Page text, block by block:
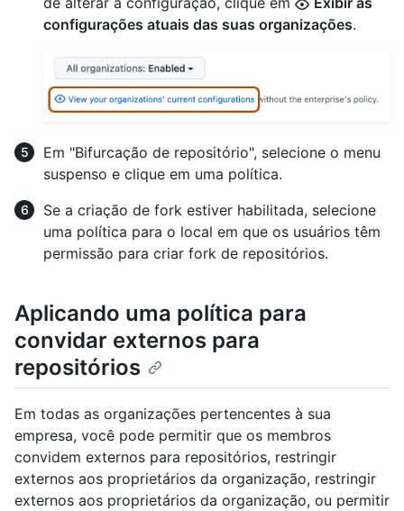
configurações atuais das suas organizações.
Em "Bifurcação de repositório", selecione o menu
suspenso e clique em uma política.
Se a criação de fork estiver habilitada, selecione
uma política para o local em que os usuários têm
permissão para criar fork de repositórios.
Aplicando uma política para
convidar externos para
repositórios
Em todas as organizações pertencentes à sua
empresa, você pode permitir que os membros
convidem externos para repositórios, restringir
externos aos proprietários da organização, restringir
externos aos proprietários da organização, ou permitir